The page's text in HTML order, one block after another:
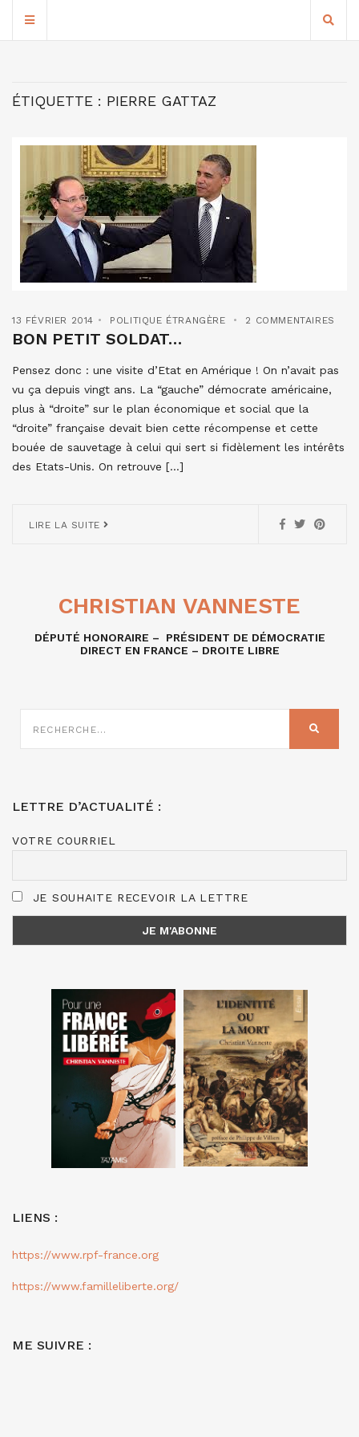
ÉTIQUETTE : PIERRE GATTAZ
13 FÉVRIER 2014 POLITIQUE ÉTRANGÈRE 2 COMMENTAIRES
BON PETIT SOLDAT…
Pensez donc : une visite d’Etat en Amérique ! On n’avait pas
vu ça depuis vingt ans. La “gauche” démocrate américaine,
plus à “droite” sur le plan économique et social que la
“droite” française devait bien cette récompense et cette
bouée de sauvetage à celui qui sert si fidèlement les intérêts
des Etats-Unis. On retrouve […]
LIRE LA SUITE
CHRISTIAN VANNESTE
DÉPUTÉ HONORAIRE – PRÉSIDENT DE DÉMOCRATIE
DIRECT EN FRANCE – DROITE LIBRE
SUR
LETTRE D’ACTUALITÉ :
VOTRE COURRIEL
JE SOUHAITE RECEVOIR LA LETTRE
LIENS :
https://www.rpf-france.org
https://www.familleliberte.org/
ME SUIVRE :